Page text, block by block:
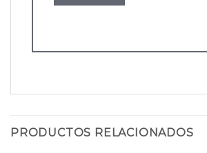
PRODUCTOS RELACIONADOS